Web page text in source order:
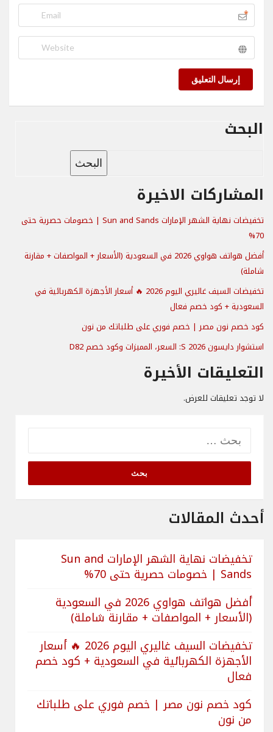
*
إرسال التعليق
البحث
البحث
المشاركات الاخيرة
تخفيضات نهاية الشهر الإمارات Sun and Sands | خصومات حصرية حتى
70%
أفضل هواتف هواوي 2026 في السعودية (الأسعار + المواصفات + مقارنة
شاملة)
تخفيضات السيف غاليري اليوم 2026 🔥 أسعار الأجهزة الكهربائية في
السعودية + كود خصم فعال
كود خصم نون مصر | خصم فوري على طلباتك من نون
استشوار دايسون S 2026: السعر، المميزات وكود خصم D82
التعليقات الأخيرة
لا توجد تعليقات للعرض.
البحث
عن:
أحدث المقالات
تخفيضات نهاية الشهر الإمارات Sun and
Sands | خصومات حصرية حتى 70%
أفضل هواتف هواوي 2026 في السعودية
(الأسعار + المواصفات + مقارنة شاملة)
تخفيضات السيف غاليري اليوم 2026 🔥 أسعار
الأجهزة الكهربائية في السعودية + كود خصم
فعال
كود خصم نون مصر | خصم فوري على طلباتك
من نون